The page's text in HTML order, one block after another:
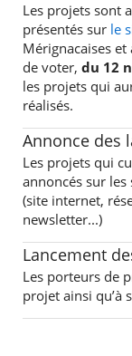
Les projets sont
présentés sur le
Mérignacaises
de voter, du 12
les projets qui
réalisés.
Annonce des
Les projets qui
annoncés sur
(site internet,
newsletter...)
Lancement
Les porteurs de
projet ainsi qu’à